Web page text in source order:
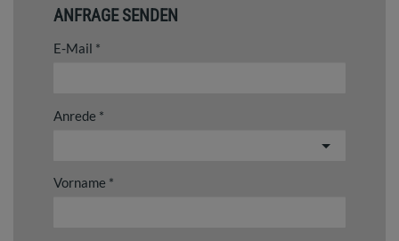
ANFRAGE SENDEN
E-Mail
Anrede
Vorname